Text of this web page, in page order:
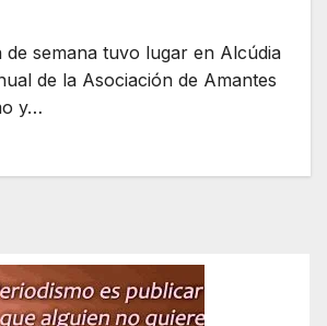
de semana tuvo lugar en Alcúdia
de la Asociación de Amantes
y…